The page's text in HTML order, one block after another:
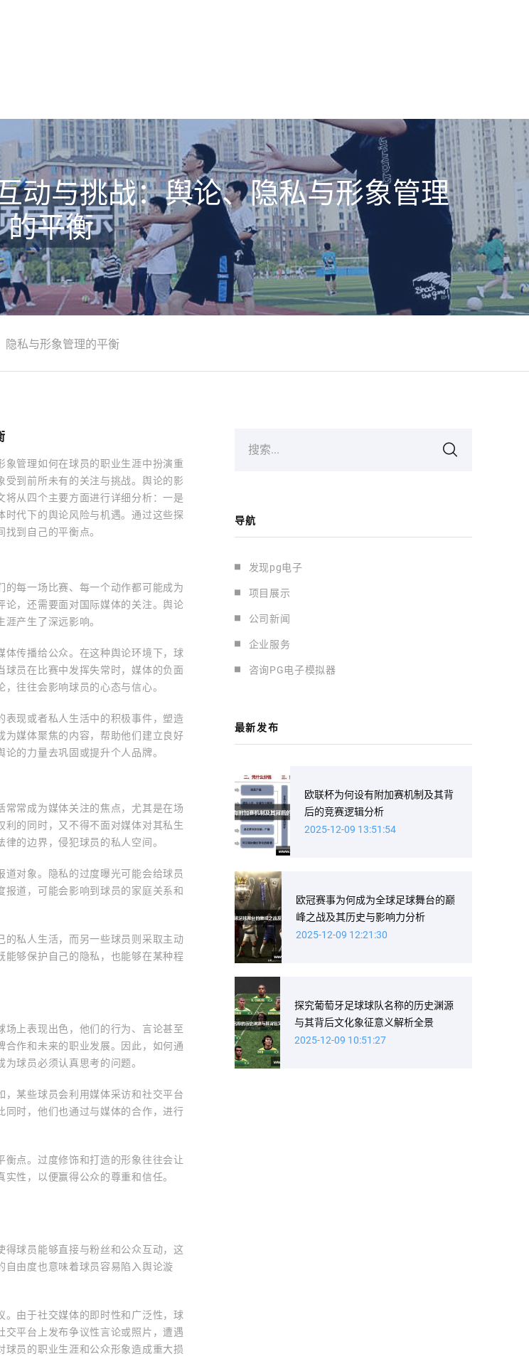
动与挑战：舆论、隐私与形象管理
的平衡
隐私与形象管理的平衡
管理如何在球员的职业生涯中扮演重
到前所未有的关注与挑战。舆论的影
从四个主要方面进行详细分析：一是
代下的舆论风险与机遇。通过这些探
到自己的平衡点。
每一场比赛、每一个动作都可能成为
论，还需要面对国际媒体的关注。舆论
产生了深远影响。
体传播给公众。在这种舆论环境下，球
球员在比赛中发挥失常时，媒体的负面
往往会影响球员的心态与信心。
表现或者私人生活中的积极事件，塑造
为媒体聚焦的内容，帮助他们建立良好
的力量去巩固或提升个人品牌。
常常成为媒体关注的焦点，尤其是在场
的同时，又不得不面对媒体对其私生
的边界，侵犯球员的私人空间。
对象。隐私的过度曝光可能会给球员
道，可能会影响到球员的家庭关系和
私人生活，而另一些球员则采取主动
够保护自己的隐私，也能够在某种程
上表现出色，他们的行为、言论甚至
作和未来的职业发展。因此，如何通
球员必须认真思考的问题。
某些球员会利用媒体采访和社交平台
同时，他们也通过与媒体的合作，进行
点。过度修饰和打造的形象往往会让
性，以便赢得公众的尊重和信任。
球员能够直接与粉丝和公众互动，这
自由度也意味着球员容易陷入舆论漩
。由于社交媒体的即时性和广泛性，球
交平台上发布争议性言论或照片，遭遇
员的职业生涯和公众形象造成重大损
搜索...
导航
发现pg电子
项目展示
公司新闻
企业服务
咨询PG电子模拟器
最新发布
欧联杯为何设有附加赛机制及其背
后的竞赛逻辑分析
2025-12-09 13:51:54
欧冠赛事为何成为全球足球舞台的巅
峰之战及其历史与影响力分析
2025-12-09 12:21:30
探究葡萄牙足球球队名称的历史渊源
与其背后文化象征意义解析全景
2025-12-09 10:51:27